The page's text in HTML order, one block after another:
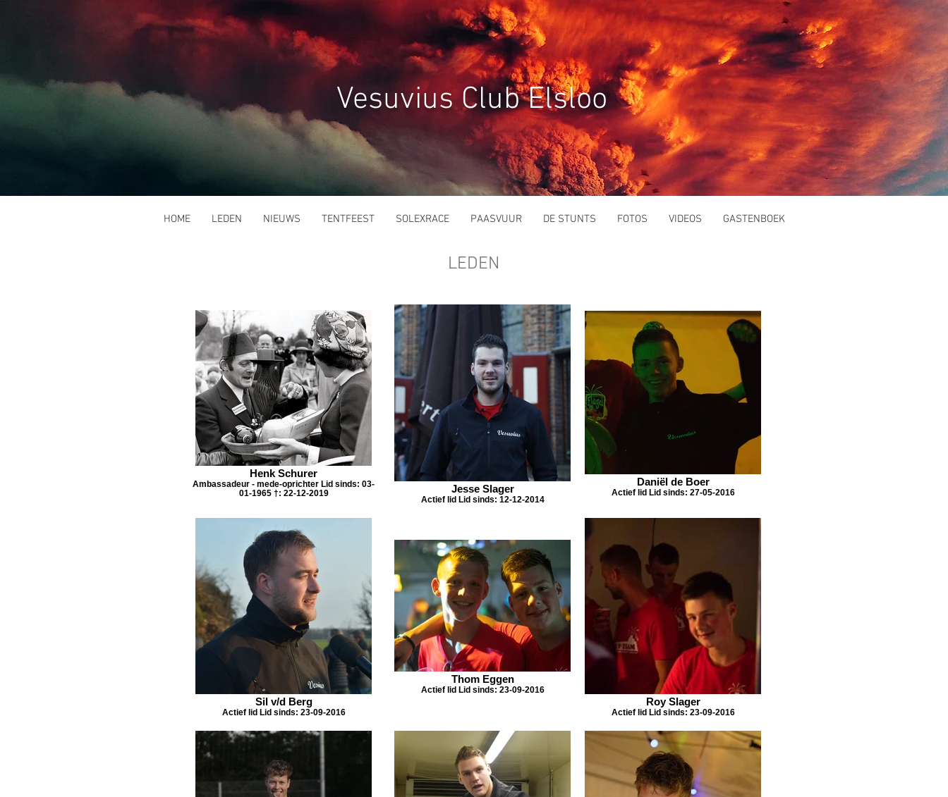
Vesuvius Club Elsloo
HOME LEDEN NIEUWS TENTFEEST SOLEXRACE PAASVUUR DE STUNTS FOTOS VIDEOS GASTENBOEK
LEDEN
Henk Schurer
Ambassadeur - mede-oprichter Lid sinds: 03-
01-1965 †: 22-12-2019
Jesse Slager
Actief lid Lid sinds: 12-12-2014
Daniël de Boer
Actief lid Lid sinds: 27-05-2016
Sil v/d Berg
Actief lid Lid sinds: 23-09-2016
Thom Eggen
Actief lid Lid sinds: 23-09-2016
Roy Slager
Actief lid Lid sinds: 23-09-2016